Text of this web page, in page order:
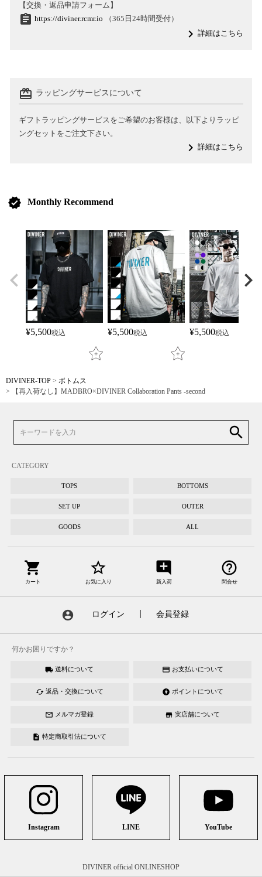
【交換・返品申請フォーム】
assignment https://diviner.rcmr.io （365日24時間受付）
navigate_next詳細はこちら
card_giftcard ラッピングサービスについて
ギフトラッピングサービスをご希望のお客様は、以下よりラッピ
ングセットをご注文下さい。
navigate_next詳細はこちら
verified Monthly Recommend
¥5,500税込 ¥5,500税込 ¥5,500税込
DIVINER-TOP
ボトムス
【再入荷なし】MADBRO×DIVINER Collaboration Pants -second
search
CATEGORY
TOPS BOTTOMS
SET UP OUTER
GOODS ALL
shopping_cart
カート
star_border
お気に入り
add_comment
新入荷
help_outline
問合せ
account_circle ログイン 会員登録
何かお困りですか？
local_shipping 送料について credit_card お支払いについて
cached 返品・交換について offline_bolt ポイントについて
mail_outline メルマガ登録 store 実店舗について
description 特定商取引法について
Instagram LINE YouTube
DIVINER official ONLINESHOP